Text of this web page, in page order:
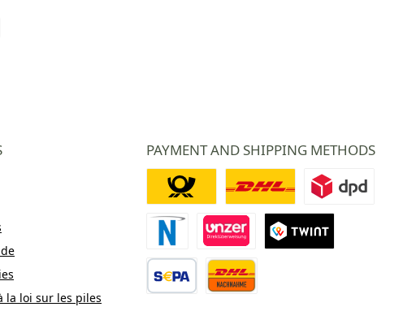
la loi sur les piles
PAYMENT AND SHIPPING METHODS
Paiement Novalnet
Virement direct
Deutsche PostDHL DPD